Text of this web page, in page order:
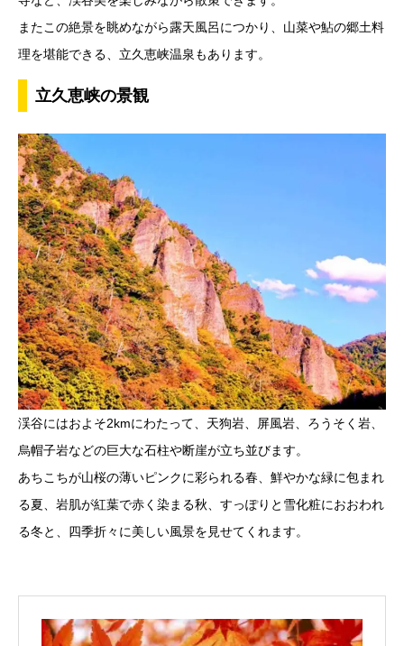
またこの絶景を眺めながら露天風呂につかり、山菜や鮎の郷土料
理を堪能できる、立久恵峡温泉もあります。
立久恵峡の景観
渓谷にはおよそ2kmにわたって、天狗岩、屏風岩、ろうそく岩、
烏帽子岩などの巨大な石柱や断崖が立ち並びます。
あちこちが山桜の薄いピンクに彩られる春、鮮やかな緑に包まれ
る夏、岩肌が紅葉で赤く染まる秋、すっぽりと雪化粧におおわれ
る冬と、四季折々に美しい風景を見せてくれます。